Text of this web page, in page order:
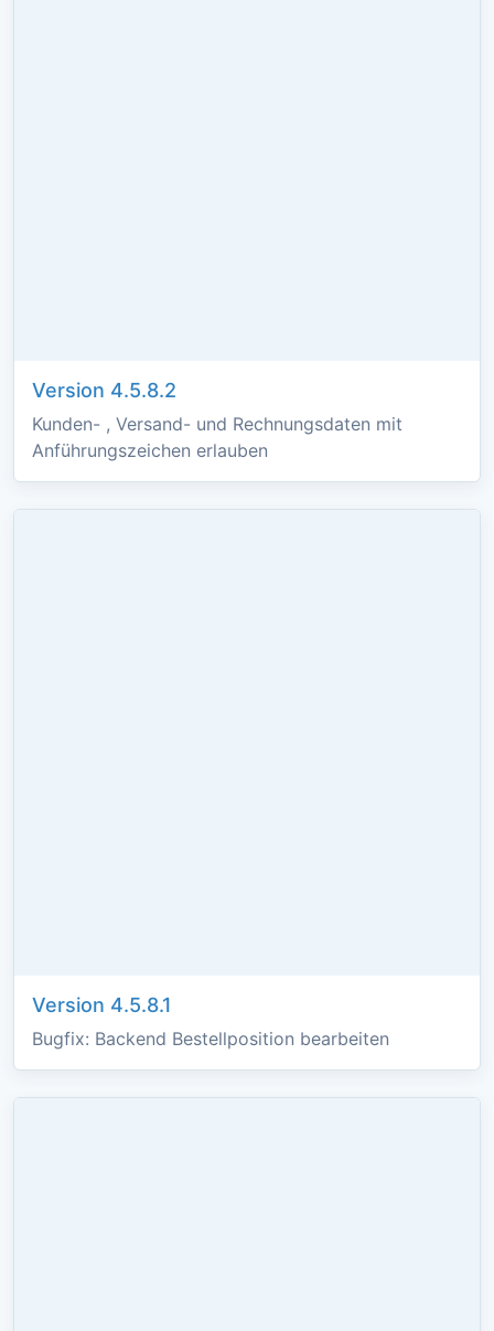
Version 4.5.8.2
Kunden- , Versand- und Rechnungsdaten mit
Anführungszeichen erlauben
Version 4.5.8.1
Bugfix: Backend Bestellposition bearbeiten